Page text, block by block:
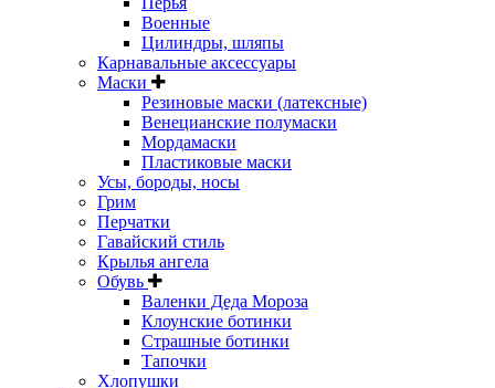
Военные
Цилиндры, шляпы
Карнавальные аксессуары
Маски
Резиновые маски (латексные)
Венецианские полумаски
Мордамаски
Пластиковые маски
Усы, бороды, носы
Грим
Перчатки
Гавайский стиль
Крылья ангела
Обувь
Валенки Деда Мороза
Клоунские ботинки
Страшные ботинки
Тапочки
Хлопушки